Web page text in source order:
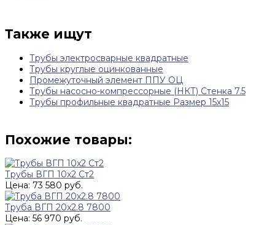
Также ищут
Трубы электросварные квадратные
Трубы круглые оцинкованные
Промежуточный элемент ППУ ОЦ
Трубы насосно-компрессорные (НКТ) Стенка 7.5
Трубы профильные квадратные Размер 15х15
Похожие товары:
Трубы ВГП 10x2 Ст2
Цена: 73 580 руб.
Труба ВГП 20x2.8 7800
Цена: 56 970 руб.